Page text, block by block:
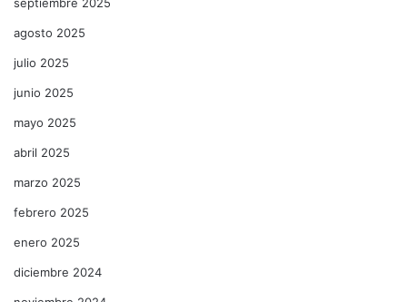
agosto 2025
julio 2025
junio 2025
mayo 2025
abril 2025
marzo 2025
febrero 2025
enero 2025
diciembre 2024